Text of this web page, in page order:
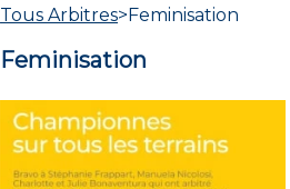
Tous Arbitres>Feminisation
Feminisation